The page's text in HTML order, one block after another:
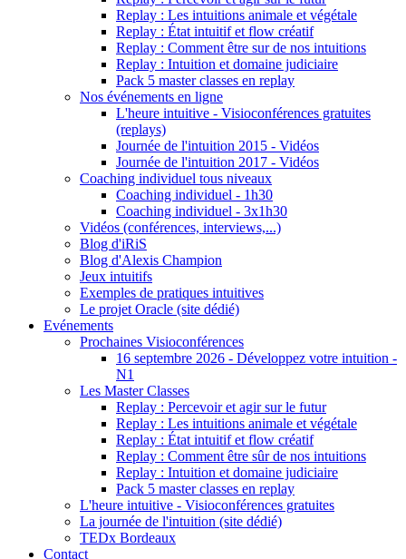
Replay : Les intuitions animale et végétale
Replay : État intuitif et flow créatif
Replay : Comment être sur de nos intuitions
Replay : Intuition et domaine judiciaire
Pack 5 master classes en replay
Nos événements en ligne
L'heure intuitive - Visioconférences gratuites
(replays)
Journée de l'intuition 2015 - Vidéos
Journée de l'intuition 2017 - Vidéos
Coaching individuel tous niveaux
Coaching individuel - 1h30
Coaching individuel - 3x1h30
Vidéos (conférences, interviews,...)
Blog d'iRiS
Blog d'Alexis Champion
Jeux intuitifs
Exemples de pratiques intuitives
Le projet Oracle (site dédié)
Evénements
Prochaines Visioconférences
16 septembre 2026 - Développez votre intuition -
N1
Les Master Classes
Replay : Percevoir et agir sur le futur
Replay : Les intuitions animale et végétale
Replay : État intuitif et flow créatif
Replay : Comment être sûr de nos intuitions
Replay : Intuition et domaine judiciaire
Pack 5 master classes en replay
L'heure intuitive - Visioconférences gratuites
La journée de l'intuition (site dédié)
TEDx Bordeaux
Contact